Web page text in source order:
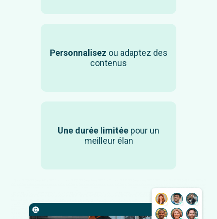
Personnalisez ou adaptez des
contenus
Une durée limitée pour un
meilleur élan